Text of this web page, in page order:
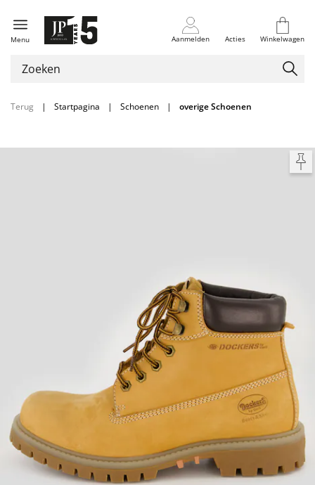
Menu Aanmelden Acties Winkelwagen
Terug | Startpagina | Schoenen | overige Schoenen